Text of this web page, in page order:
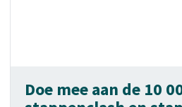
Doe mee aan de 10